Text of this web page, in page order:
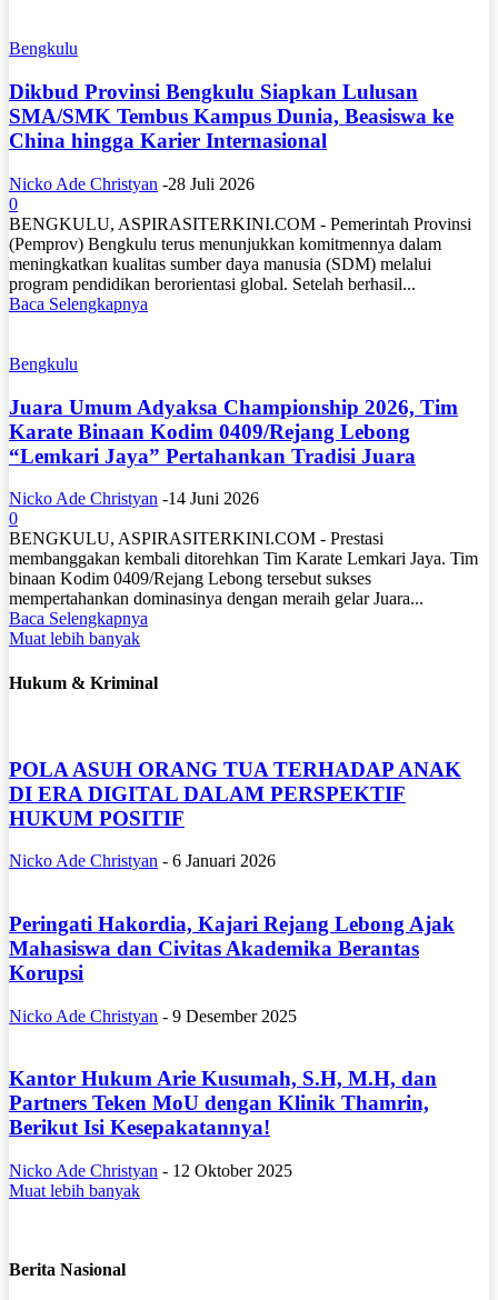
Bengkulu
Dikbud Provinsi Bengkulu Siapkan Lulusan
SMA/SMK Tembus Kampus Dunia, Beasiswa ke
China hingga Karier Internasional
Nicko Ade Christyan -28 Juli 2026
0
BENGKULU, ASPIRASITERKINI.COM - Pemerintah Provinsi
(Pemprov) Bengkulu terus menunjukkan komitmennya dalam
meningkatkan kualitas sumber daya manusia (SDM) melalui
program pendidikan berorientasi global. Setelah berhasil...
Baca Selengkapnya
Bengkulu
Juara Umum Adyaksa Championship 2026, Tim
Karate Binaan Kodim 0409/Rejang Lebong
“Lemkari Jaya” Pertahankan Tradisi Juara
Nicko Ade Christyan -14 Juni 2026
0
BENGKULU, ASPIRASITERKINI.COM - Prestasi
membanggakan kembali ditorehkan Tim Karate Lemkari Jaya. Tim
binaan Kodim 0409/Rejang Lebong tersebut sukses
mempertahankan dominasinya dengan meraih gelar Juara...
Baca Selengkapnya
Muat lebih banyak
Hukum & Kriminal
POLA ASUH ORANG TUA TERHADAP ANAK
DI ERA DIGITAL DALAM PERSPEKTIF
HUKUM POSITIF
Nicko Ade Christyan - 6 Januari 2026
Peringati Hakordia, Kajari Rejang Lebong Ajak
Mahasiswa dan Civitas Akademika Berantas
Korupsi
Nicko Ade Christyan - 9 Desember 2025
Kantor Hukum Arie Kusumah, S.H, M.H, dan
Partners Teken MoU dengan Klinik Thamrin,
Berikut Isi Kesepakatannya!
Nicko Ade Christyan - 12 Oktober 2025
Muat lebih banyak
Berita Nasional